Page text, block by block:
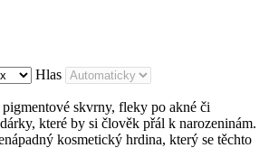
Hlas
skvrny, fleky po akné či
které by si člověk přál k narozeninám.
kosmetický hrdina, který se těchto